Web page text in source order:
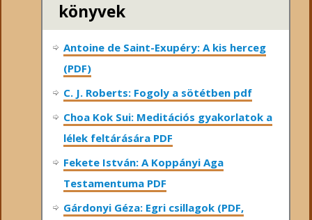
könyvek
Antoine de Saint-Exupéry: A kis herceg
(PDF)
C. J. Roberts: Fogoly a sötétben pdf
Choa Kok Sui: Meditációs gyakorlatok a
lélek feltárására PDF
Fekete István: A Koppányi Aga
Testamentuma PDF
Gárdonyi Géza: Egri csillagok (PDF,